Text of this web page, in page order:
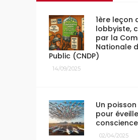
1ère leçon
lobbyiste,
par la
Nationale
Public (CNDP)
14/09/2025
Un poisson
pour
02/04/2025